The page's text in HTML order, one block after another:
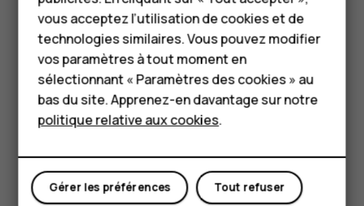
Pour les entreprises
Tablettes
Boutique
Mon compte
IP dans les spécifications techniques de l'appareil pour
obtenir des conseils plus détaillés.
ÉLÉMENTS EN VERRE
L'appareil et/ou son écran sont en verre. Ce verre peut se
vous acceptez l’utilisation de cookies et de
technologies similaires. Vous pouvez modifier
vos paramètres à tout moment en
sélectionnant « Paramètres des cookies » au
bas du site. Apprenez-en davantage sur notre
politique relative aux cookies.
Tout refuser
Gérer les préférences